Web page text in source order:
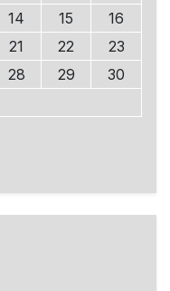
14 15
16
21 22
23
28 29
30